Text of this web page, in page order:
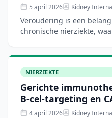
5 april 2026 Kidney
Veroudering is een
chronische nierziekte,
immuu
NIERZIEKTE
Gerichte
B-cel-targeting en
4 april 2026 Kidney